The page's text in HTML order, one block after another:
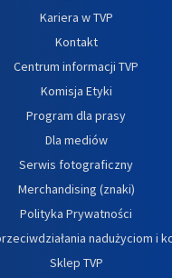
Kariera w TVP
Kontakt
Centrum informacji TVP
Komisja Etyki
Program dla prasy
Dla mediów
Serwis fotograficzny
Merchandising (znaki)
Polityka Prywatności
nadużyciom i
Sklep TVP